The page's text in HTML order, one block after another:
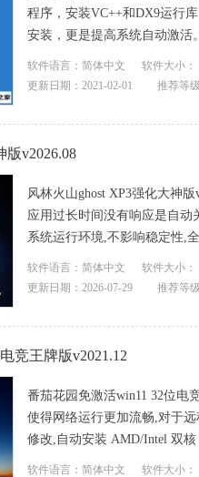
程序，安装VC++和DX9运行
安装，更是提高系统自动激活
软件语言：简体中文 软件大小
更新日期：2021-02-01 推荐等级
版v2026.08
风林火山ghost XP3强化大神版
应用过长时间没有响应是自
系统运行环境,不影响稳定性,
软件语言：简体中文 软件大小
更新日期：2026-07-29 推荐等级
竞王牌版v2021.12
番茄花园免激活win11 32位电
使得网络运行更加流畅,对于
修改,自动安装 AMD/Intel 双核
软件语言：简体中文 软件大小